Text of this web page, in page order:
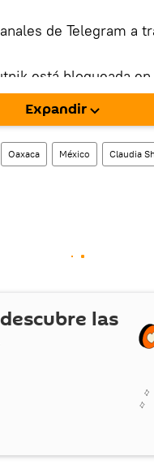
de Telegram a
está bloqueada
e instalarla
en la red social
Expandir
Oaxaca México Claudia
las